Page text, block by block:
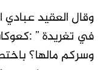
وقال العقيد عبادي
في تغريدة ”
وسركم مالها؟